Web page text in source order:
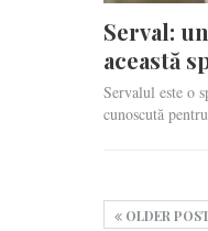
Serval:
această
Servalul este o
cunoscută
OLDER